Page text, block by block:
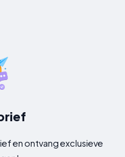
en ontvang exclusieve